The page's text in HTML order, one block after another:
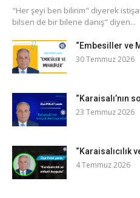
​"Her şeyi ben bilirim" diyerek
bilsen de bir bilene danış" diyen...
“Embesiller ve
30 Temmuz 2026
“Karaisalı’nın
23 Temmuz 2026
“Karaisalıcılık
4 Temmuz 2026